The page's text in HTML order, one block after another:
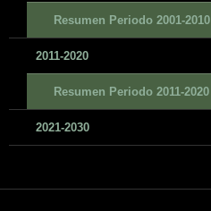
Resumen Periodo 2001-2010
2011-2020
Resumen Periodo 2011-2020
2021-2030